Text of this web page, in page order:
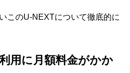
このU-NEXTについて徹底的に
用に月額料金がかか